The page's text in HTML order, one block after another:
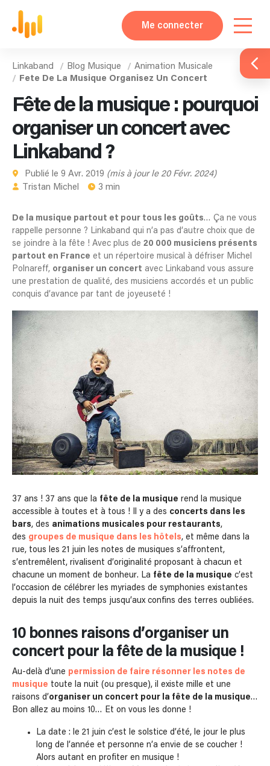
Me connecter
Linkaband Blog Musique
Animation Musicale
Fete De La Musique Organisez Un Concert
Fête de la musique : pourquoi
organiser un concert avec
Linkaband ?
Publié le 9 Avr. 2019 (mis à jour le 20 Févr. 2024)
Tristan Michel
3 min
De la musique partout et pour tous les goûts… Ça ne vous
rappelle personne ? Linkaband qui n’a pas d’autre choix que de
se joindre à la fête ! Avec plus de 20 000 musiciens présents
partout en France et un répertoire musical à défriser Michel
Polnareff, organiser un concert avec Linkaband vous assure
une prestation de qualité, des musiciens accordés et un public
conquis d’avance par tant de joyeuseté !
37 ans ! 37 ans que la fête de la musique rend la musique
accessible à toutes et à tous ! Il y a des concerts dans les
bars, des animations musicales pour restaurants,
des groupes de musique dans les hôtels, et même dans la
rue, tous les 21 juin les notes de musiques s’affrontent,
s’entremêlent, rivalisent d’originalité proposant à chacun et
chacune un moment de bonheur. La fête de la musique c’est
l’occasion de célébrer les myriades de symphonies existantes
depuis la nuit des temps jusqu’aux confins des terres oubliées.
10 bonnes raisons d’organiser un
concert pour la fête de la musique !
Au-delà d’une permission de faire résonner les notes de
musique toute la nuit (ou presque), il existe mille et une
raisons d’organiser un concert pour la fête de la musique…
Bon allez au moins 10… Et on vous les donne !
La date : le 21 juin c’est le solstice d’été, le jour le plus
long de l’année et personne n’a envie de se coucher !
Alors autant en profiter en musique !